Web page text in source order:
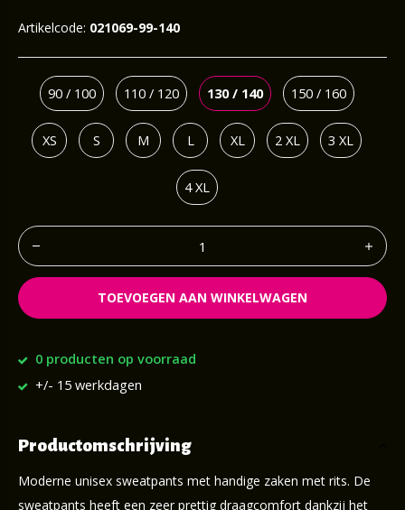
Artikelcode: 021069-99-140
90 / 100 110 / 120 130 / 140 150 / 160
XS S M L XL 2 XL 3 XL
4 XL
TOEVOEGEN AAN WINKELWAGEN
0 producten op voorraad
+/- 15 werkdagen
Productomschrijving
Moderne unisex sweatpants met handige zaken met rits. De
sweatpants heeft een zeer prettig draagcomfort dankzij het